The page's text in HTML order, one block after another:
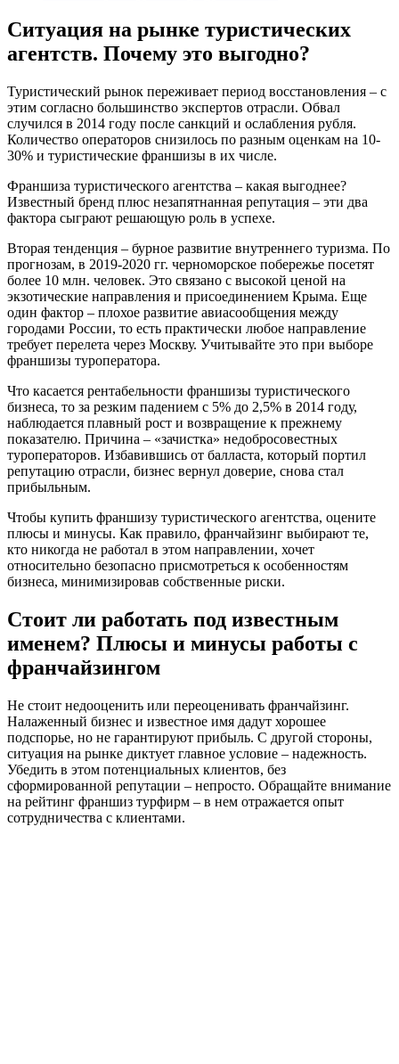
Ситуация на рынке туристических
агентств. Почему это выгодно?
Туристический рынок переживает период восстановления – с
этим согласно большинство экспертов отрасли. Обвал
случился в 2014 году после санкций и ослабления рубля.
Количество операторов снизилось по разным оценкам на 10-
30% и туристические франшизы в их числе.
Франшиза туристического агентства – какая выгоднее?
Известный бренд плюс незапятнанная репутация – эти два
фактора сыграют решающую роль в успехе.
Вторая тенденция – бурное развитие внутреннего туризма. По
прогнозам, в 2019-2020 гг. черноморское побережье посетят
более 10 млн. человек. Это связано с высокой ценой на
экзотические направления и присоединением Крыма. Еще
один фактор – плохое развитие авиасообщения между
городами России, то есть практически любое направление
требует перелета через Москву. Учитывайте это при выборе
франшизы туроператора.
Что касается рентабельности франшизы туристического
бизнеса, то за резким падением с 5% до 2,5% в 2014 году,
наблюдается плавный рост и возвращение к прежнему
показателю. Причина – «зачистка» недобросовестных
туроператоров. Избавившись от балласта, который портил
репутацию отрасли, бизнес вернул доверие, снова стал
прибыльным.
Чтобы купить франшизу туристического агентства, оцените
плюсы и минусы. Как правило, франчайзинг выбирают те,
кто никогда не работал в этом направлении, хочет
относительно безопасно присмотреться к особенностям
бизнеса, минимизировав собственные риски.
Стоит ли работать под известным
именем? Плюсы и минусы работы с
франчайзингом
Не стоит недооценить или переоценивать франчайзинг.
Налаженный бизнес и известное имя дадут хорошее
подспорье, но не гарантируют прибыль. С другой стороны,
ситуация на рынке диктует главное условие – надежность.
Убедить в этом потенциальных клиентов, без
сформированной репутации – непросто. Обращайте внимание
на рейтинг франшиз турфирм – в нем отражается опыт
сотрудничества с клиентами.